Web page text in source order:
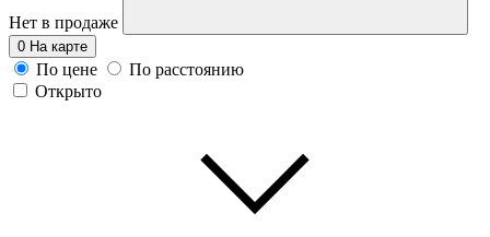
Нет в продаже
0 На карте
По цене
По расстоянию
Открыто